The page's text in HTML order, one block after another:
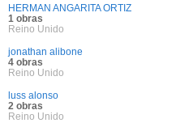
HERMAN ANGARITA ORTIZ
1 obras
Reino Unido
jonathan alibone
4 obras
Reino Unido
luss alonso
2 obras
Reino Unido